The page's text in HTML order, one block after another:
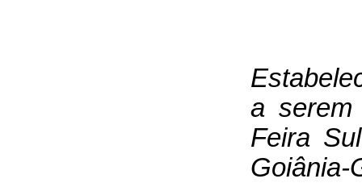
a serem
Feira
Goiânia-